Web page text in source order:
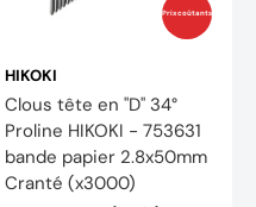
Prix coûtants
HIKOKI
Clous tête en "D" 34°
Proline HIKOKI - 753631
bande papier 2.8x50mm
Cranté (x3000)